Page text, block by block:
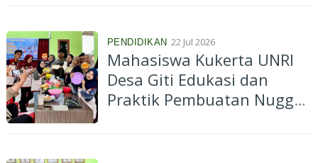
Digitalisasi Pembayaran
PENDIDIKAN 22 Jul 2026
Mahasiswa Kukerta UNRI
Desa Giti Edukasi dan
Praktik Pembuatan Nugget
UMKM Berbasis Perikanan